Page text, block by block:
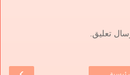
تعليق.